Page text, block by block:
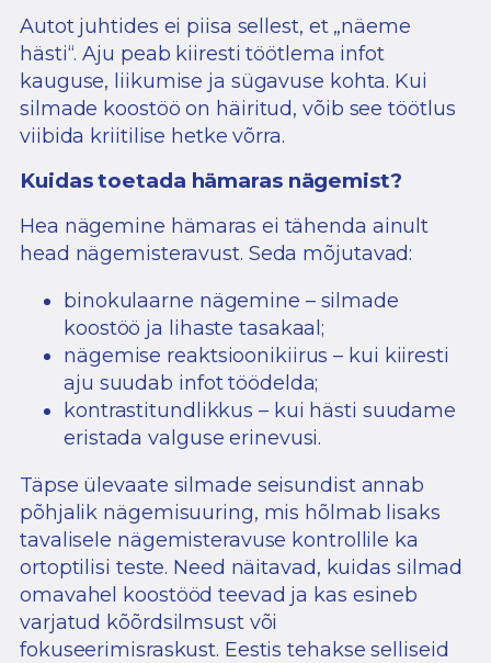
Autot juhtides ei piisa sellest, et „näeme
hästi“. Aju peab kiiresti töötlema infot
kauguse, liikumise ja sügavuse kohta. Kui
silmade koostöö on häiritud, võib see töötlus
viibida kriitilise hetke võrra.
Kuidas toetada hämaras nägemist?
Hea nägemine hämaras ei tähenda ainult
head nägemisteravust. Seda mõjutavad:
binokulaarne nägemine – silmade
koostöö ja lihaste tasakaal;
nägemise reaktsioonikiirus – kui kiiresti
aju suudab infot töödelda;
kontrastitundlikkus – kui hästi suudame
eristada valguse erinevusi.
Täpse ülevaate silmade seisundist annab
põhjalik nägemisuuring, mis hõlmab lisaks
tavalisele nägemisteravuse kontrollile ka
ortoptilisi teste. Need näitavad, kuidas silmad
omavahel koostööd teevad ja kas esineb
varjatud kõõrdsilmsust või
fokuseerimisraskust. Eestis tehakse selliseid